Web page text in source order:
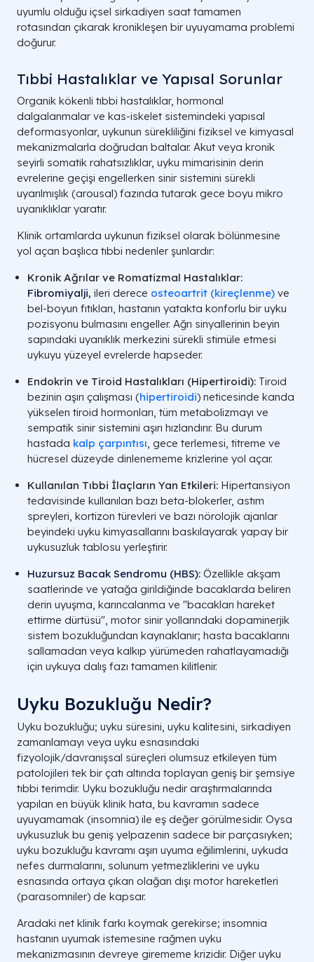
uyumlu olduğu içsel sirkadiyen saat tamamen
rotasından çıkarak kronikleşen bir uyuyamama problemi
doğurur.
Tıbbi Hastalıklar ve Yapısal Sorunlar
Organik kökenli tıbbi hastalıklar, hormonal
dalgalanmalar ve kas-iskelet sistemindeki yapısal
deformasyonlar, uykunun sürekliliğini fiziksel ve kimyasal
mekanizmalarla doğrudan baltalar. Akut veya kronik
seyirli somatik rahatsızlıklar, uyku mimarisinin derin
evrelerine geçişi engellerken sinir sistemini sürekli
uyarılmışlık (arousal) fazında tutarak gece boyu mikro
uyanıklıklar yaratır.
Klinik ortamlarda uykunun fiziksel olarak bölünmesine
yol açan başlıca tıbbi nedenler şunlardır:
Kronik Ağrılar ve Romatizmal Hastalıklar:
Fibromiyalji, ileri derece osteoartrit (kireçlenme) ve
bel-boyun fıtıkları, hastanın yatakta konforlu bir uyku
pozisyonu bulmasını engeller. Ağrı sinyallerinin beyin
sapındaki uyanıklık merkezini sürekli stimüle etmesi
uykuyu yüzeyel evrelerde hapseder.
Endokrin ve Tiroid Hastalıkları (Hipertiroidi): Tiroid
bezinin aşırı çalışması (hipertiroidi) neticesinde kanda
yükselen tiroid hormonları, tüm metabolizmayı ve
sempatik sinir sistemini aşırı hızlandırır. Bu durum
hastada kalp çarpıntısı, gece terlemesi, titreme ve
hücresel düzeyde dinlenememe krizlerine yol açar.
Kullanılan Tıbbi İlaçların Yan Etkileri: Hipertansiyon
tedavisinde kullanılan bazı beta-blokerler, astım
spreyleri, kortizon türevleri ve bazı nörolojik ajanlar
beyindeki uyku kimyasallarını baskılayarak yapay bir
uykusuzluk tablosu yerleştirir.
Huzursuz Bacak Sendromu (HBS): Özellikle akşam
saatlerinde ve yatağa girildiğinde bacaklarda beliren
derin uyuşma, karıncalanma ve "bacakları hareket
ettirme dürtüsü", motor sinir yollarındaki dopaminerjik
sistem bozukluğundan kaynaklanır; hasta bacaklarını
sallamadan veya kalkıp yürümeden rahatlayamadığı
için uykuya dalış fazı tamamen kilitlenir.
Uyku Bozukluğu Nedir?
Uyku bozukluğu; uyku süresini, uyku kalitesini, sirkadiyen
zamanlamayı veya uyku esnasındaki
fizyolojik/davranışsal süreçleri olumsuz etkileyen tüm
patolojileri tek bir çatı altında toplayan geniş bir şemsiye
tıbbi terimdir. Uyku bozukluğu nedir araştırmalarında
yapılan en büyük klinik hata, bu kavramın sadece
uyuyamamak (insomnia) ile eş değer görülmesidir. Oysa
uykusuzluk bu geniş yelpazenin sadece bir parçasıyken;
uyku bozukluğu kavramı aşırı uyuma eğilimlerini, uykuda
nefes durmalarını, solunum yetmezliklerini ve uyku
esnasında ortaya çıkan olağan dışı motor hareketleri
(parasomniler) de kapsar.
Aradaki net klinik farkı koymak gerekirse; insomnia
hastanın uyumak istemesine rağmen uyku
mekanizmasının devreye girememe krizidir. Diğer uyku